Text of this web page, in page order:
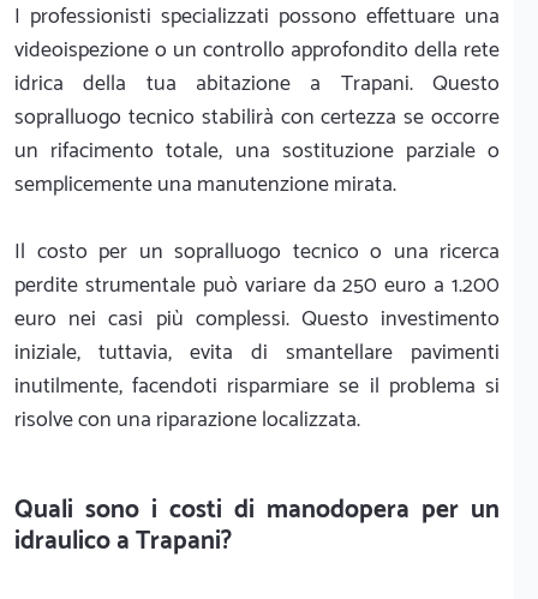
I professionisti specializzati possono effettuare una
videoispezione o un controllo approfondito della rete
idrica della tua abitazione a Trapani. Questo
sopralluogo tecnico stabilirà con certezza se occorre
un rifacimento totale, una sostituzione parziale o
semplicemente una manutenzione mirata.
Il costo per un sopralluogo tecnico o una ricerca
perdite strumentale può variare da 250 euro a 1.200
euro nei casi più complessi. Questo investimento
iniziale, tuttavia, evita di smantellare pavimenti
inutilmente, facendoti risparmiare se il problema si
risolve con una riparazione localizzata.
Quali sono i costi di manodopera per un
idraulico a Trapani?